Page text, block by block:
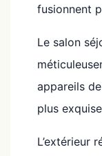
fusionnent
Le salon
appareils
plus
L’extérieur